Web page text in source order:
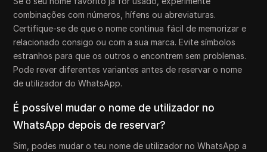
combinações com números, hífens ou abreviaturas.
Certifique-se de que o nome continua fácil de memorizar e
relacionado consigo ou com a sua marca. Evite símbolos
estranhos para que os outros o encontrem sem problemas.
Pode rever diferentes variantes antes de reservar o nome
de utilizador do WhatsApp.
É possível mudar o nome de utilizador no
WhatsApp depois de reservar?
Sim, podes mudar o teu nome de utilizador no WhatsApp a